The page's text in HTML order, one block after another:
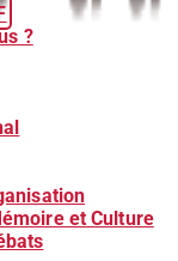
?
et Culture